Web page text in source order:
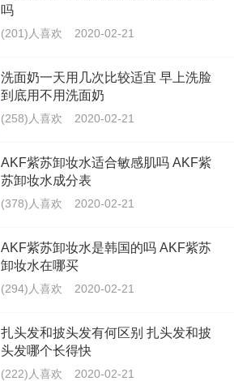
吗
(201)人喜欢 2020-02-21
洗面奶一天用几次比较适宜 早上洗脸
到底用不用洗面奶
(258)人喜欢 2020-02-21
AKF紫苏卸妆水适合敏感肌吗 AKF紫
苏卸妆水成分表
(378)人喜欢 2020-02-21
AKF紫苏卸妆水是韩国的吗 AKF紫苏
卸妆水在哪买
(294)人喜欢 2020-02-21
扎头发和披头发有何区别 扎头发和披
头发哪个长得快
(222)人喜欢 2020-02-21